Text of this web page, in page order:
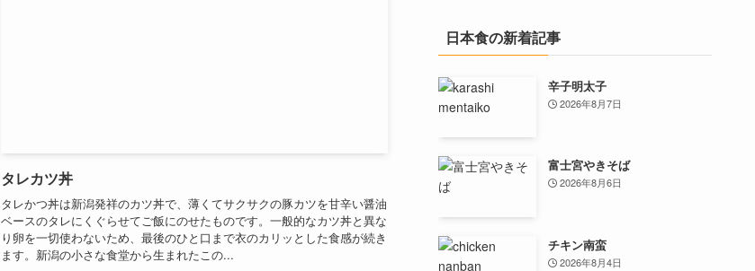
タレカツ丼
タレかつ丼は新潟発祥のカツ丼で、薄くてサクサクの豚カツを甘辛い醤油
ベースのタレにくぐらせてご飯にのせたものです。一般的なカツ丼と異な
り卵を一切使わないため、最後のひと口まで衣のカリッとした食感が続き
ます。新潟の小さな食堂から生まれたこの...
日本食の新着記事
辛子明太子
2026年8月7日
富士宮やきそば
2026年8月6日
チキン南蛮
2026年8月4日